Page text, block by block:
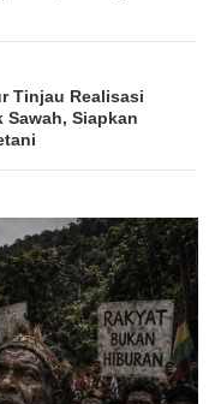
Tinjau Realisasi
Sawah, Siapkan